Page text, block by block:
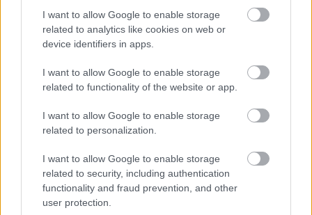
I want to allow Google to enable storage
related to analytics like cookies on web or
device identifiers in apps.
I want to allow Google to enable storage
related to functionality of the website or app.
I want to allow Google to enable storage
related to personalization.
I want to allow Google to enable storage
related to security, including authentication
functionality and fraud prevention, and other
user protection.
Ábrahám Pál, a modern jazz-operett úttörő
zeneszerzője 1930-ban írta aViktóriát. Leghíresebb
művei, aHawaii rózsájaés a
közül is jó néhány slágerré vált. „Ahol az ember
felmászik a fára", „Nem történt semmi, csak
elválunk csendben", „Honvéd banda", „Mausy",
„Édes mamám..." – hogy csak a főbb dallamokat
soroljuk, melyek e vidám-szomorú, romantikus
történetet Béres Attila és Kállai István
átdolgozásában, élőzenével végigkísérik.
Viktória grófnő új életet kezd és feleségül megy John
Cunlight amerikai nagykövethez, mert úgy tudja,